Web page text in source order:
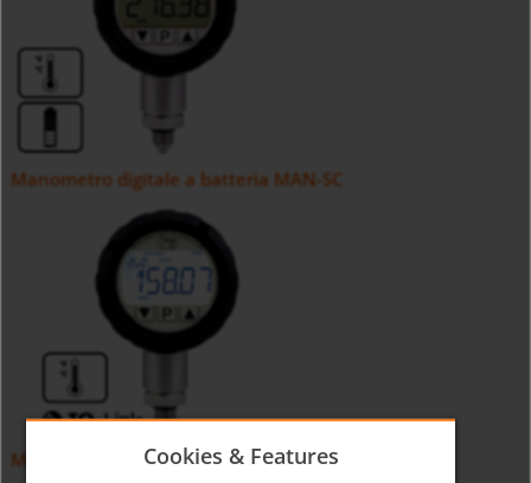
Manometro digitale a batteria MAN-SC
Manometro digitale con IO-Link MAN-LC
Cookies & Features